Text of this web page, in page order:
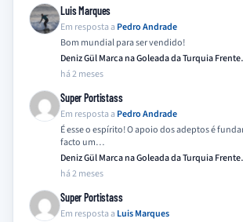
Luis Marques
Em resposta a Pedro Andrade
Bom mundial para ser vendido!
Deniz Gül Marca na Goleada da Turquia
há 2 meses
Super Portistass
Em resposta a Pedro Andrade
É esse o espírito! O apoio dos adeptos é
facto um…
Deniz Gül Marca na Goleada da Turquia
há 2 meses
Super Portistass
Em resposta a Luis Marques